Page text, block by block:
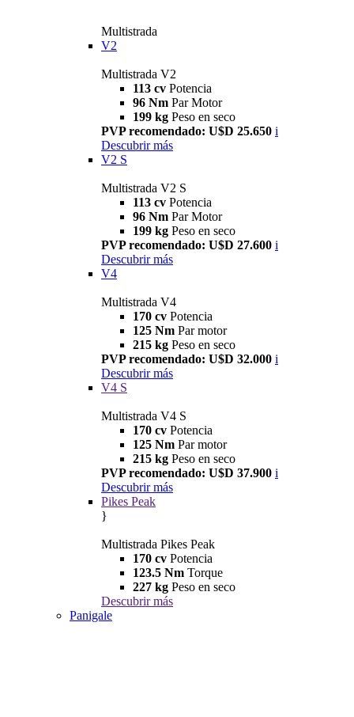
Multistrada
V2
Multistrada V2
113 cv Potencia
96 Nm Par Motor
199 kg Peso en seco
PVP recomendado: U$D 25.650 i
Descubrir más
V2 S
Multistrada V2 S
113 cv Potencia
96 Nm Par Motor
199 kg Peso en seco
PVP recomendado: U$D 27.600 i
Descubrir más
V4
Multistrada V4
170 cv Potencia
125 Nm Par motor
215 kg Peso en seco
PVP recomendado: U$D 32.000 i
Descubrir más
V4 S
Multistrada V4 S
170 cv Potencia
125 Nm Par motor
215 kg Peso en seco
PVP recomendado: U$D 37.900 i
Descubrir más
Pikes Peak
}
Multistrada Pikes Peak
170 cv Potencia
123.5 Nm Torque
227 kg Peso en seco
Descubrir más
Panigale